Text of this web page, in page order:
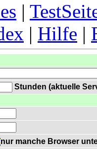
|
| Hilfe |
Stunden (aktuelle
manche Browser